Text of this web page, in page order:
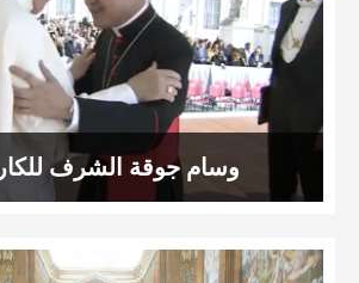
وسام جوقة الشرف